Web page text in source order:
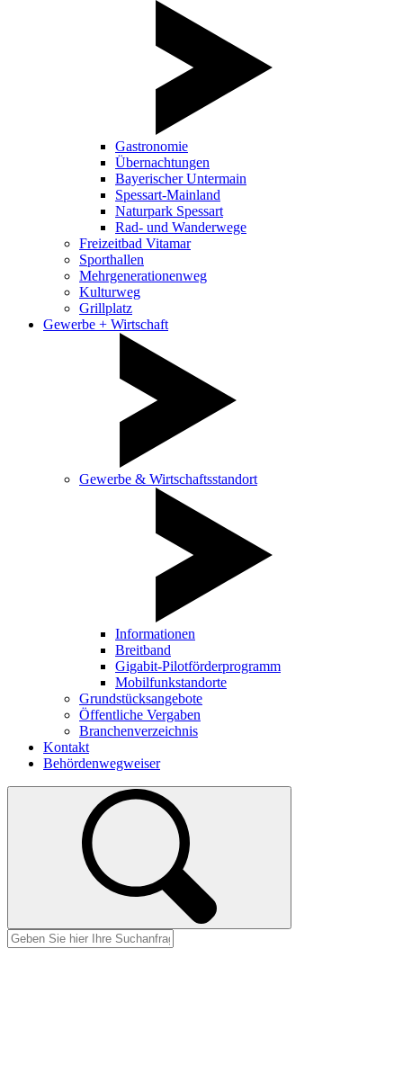
Gastronomie
Übernachtungen
Bayerischer Untermain
Spessart-Mainland
Naturpark Spessart
Rad- und Wanderwege
Freizeitbad Vitamar
Sporthallen
Mehrgenerationenweg
Kulturweg
Grillplatz
Gewerbe + Wirtschaft
Gewerbe & Wirtschaftsstandort
Informationen
Breitband
Gigabit-Pilotförderprogramm
Mobilfunkstandorte
Grundstücksangebote
Öffentliche Vergaben
Branchenverzeichnis
Kontakt
Behördenwegweiser